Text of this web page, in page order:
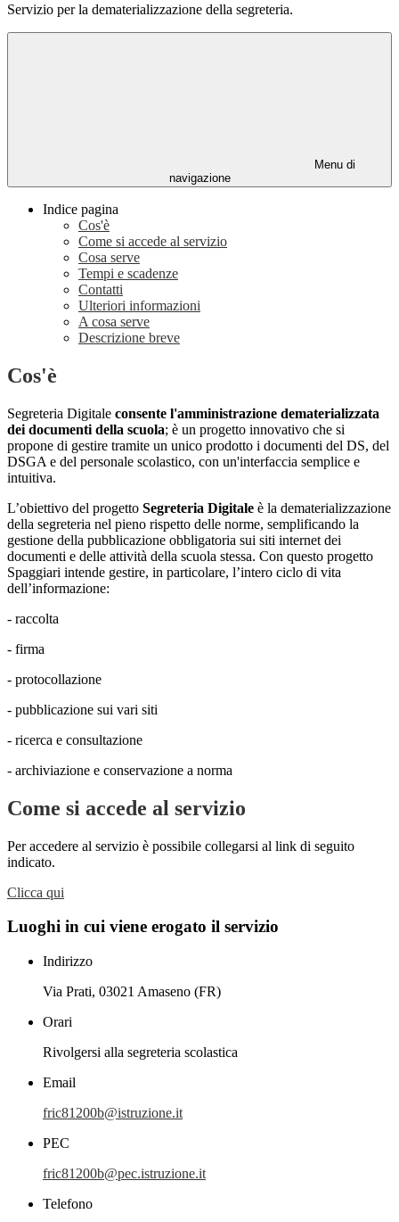
Servizio per la dematerializzazione della segreteria.
Menu di
navigazione
Indice pagina
Cos'è
Come si accede al servizio
Cosa serve
Tempi e scadenze
Contatti
Ulteriori informazioni
A cosa serve
Descrizione breve
Cos'è
Segreteria Digitale consente l'amministrazione dematerializzata
dei documenti della scuola; è un progetto innovativo che si
propone di gestire tramite un unico prodotto i documenti del DS, del
DSGA e del personale scolastico, con un'interfaccia semplice e
intuitiva.
L’obiettivo del progetto Segreteria Digitale è la dematerializzazione
della segreteria nel pieno rispetto delle norme, semplificando la
gestione della pubblicazione obbligatoria sui siti internet dei
documenti e delle attività della scuola stessa. Con questo progetto
Spaggiari intende gestire, in particolare, l’intero ciclo di vita
dell’informazione:
- raccolta
- firma
- protocollazione
- pubblicazione sui vari siti
- ricerca e consultazione
- archiviazione e conservazione a norma
Come si accede al servizio
Per accedere al servizio è possibile collegarsi al link di seguito
indicato.
Clicca qui
Luoghi in cui viene erogato il servizio
Indirizzo
Via Prati, 03021 Amaseno (FR)
Orari
Rivolgersi alla segreteria scolastica
Email
fric81200b@istruzione.it
PEC
fric81200b@pec.istruzione.it
Telefono